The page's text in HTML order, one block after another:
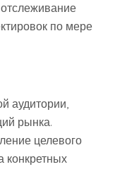
по мере
аудитории,
рынка.
целевого
конкретных